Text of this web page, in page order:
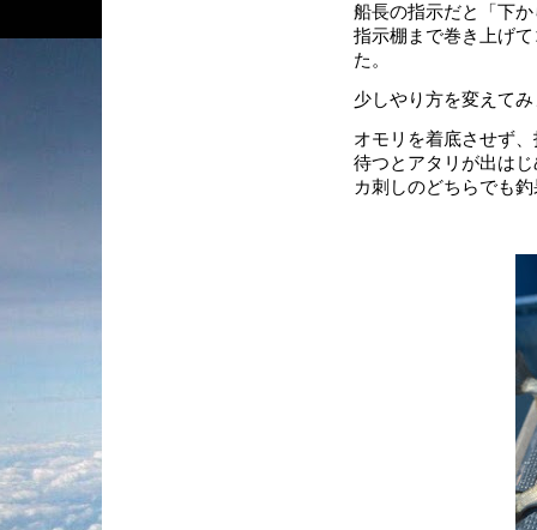
船長の指示だと「下
指示棚まで巻き上げ
た。
少しやり方を変えて
オモリを着底させず
待つとアタリが出は
カ刺しのどちらでも